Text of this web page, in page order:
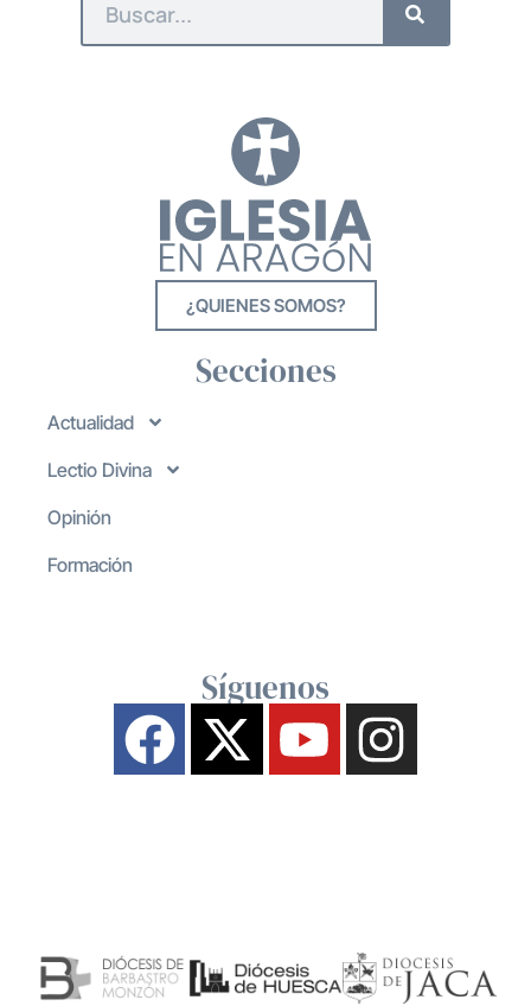
¿QUIENES SOMOS?
Secciones
Actualidad
Lectio Divina
Opinión
Formación
Síguenos